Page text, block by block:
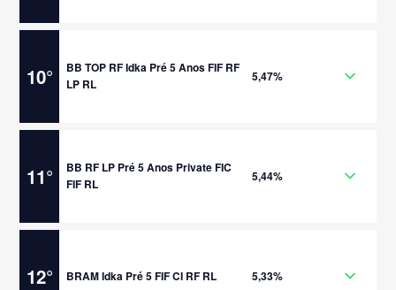
10°
BB TOP RF Idka Pré 5 Anos FIF RF
LP RL
5,47%
11°
BB RF LP Pré 5 Anos Private FIC
FIF RL
5,44%
12° BRAM Idka Pré 5 FIF CI RF RL 5,33%